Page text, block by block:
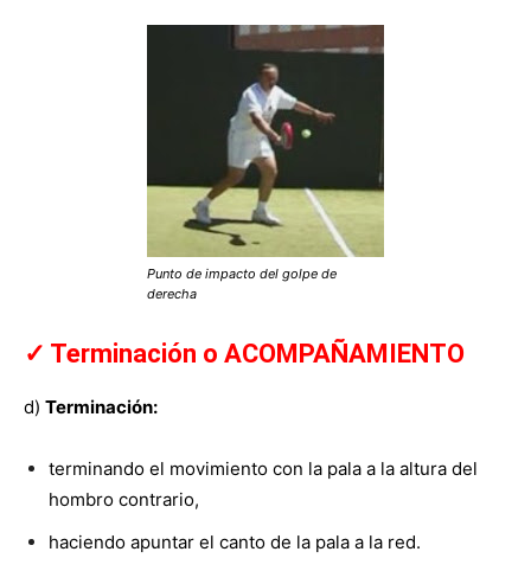
Punto de impacto del golpe de
derecha
✓ Terminación o ACOMPAÑAMIENTO
d) Terminación:
terminando el movimiento con la pala a la altura del
hombro contrario,
haciendo apuntar el canto de la pala a la red.